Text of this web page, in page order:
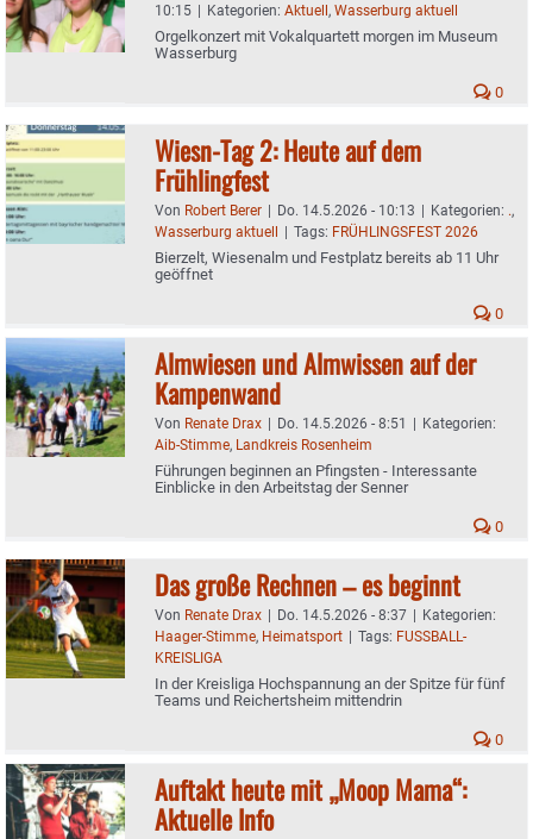
10:15 | Kategorien: Aktuell, Wasserburg aktuell
Orgelkonzert mit Vokalquartett morgen im Museum
Wasserburg
0
Wiesn-Tag 2: Heute auf dem
Frühlingfest
Von Robert Berer | Do. 14.5.2026 - 10:13 | Kategorien: .,
Wasserburg aktuell | Tags: FRÜHLINGSFEST 2026
Bierzelt, Wiesenalm und Festplatz bereits ab 11 Uhr
geöffnet
0
Almwiesen und Almwissen auf der
Kampenwand
Von Renate Drax | Do. 14.5.2026 - 8:51 | Kategorien:
Aib-Stimme, Landkreis Rosenheim
Führungen beginnen an Pfingsten - Interessante
Einblicke in den Arbeitstag der Senner
0
Das große Rechnen – es beginnt
Von Renate Drax | Do. 14.5.2026 - 8:37 | Kategorien:
Haager-Stimme, Heimatsport | Tags: FUSSBALL-
KREISLIGA
In der Kreisliga Hochspannung an der Spitze für fünf
Teams und Reichertsheim mittendrin
0
Auftakt heute mit „Moop Mama“:
Aktuelle Info